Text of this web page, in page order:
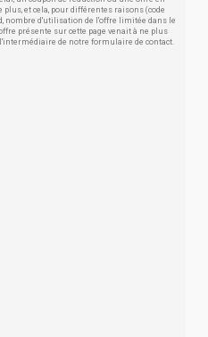
et cela, pour différentes raisons (code
nombre d'utilisation de l'offre limitée dans le
présente sur cette page venait à ne plus
de notre formulaire de contact.